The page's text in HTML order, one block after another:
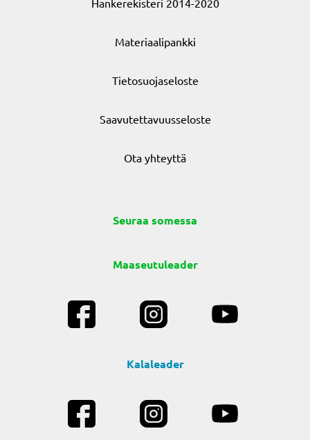
Hankerekisteri 2014-2020
Materiaalipankki
Tietosuojaseloste
Saavutettavuusseloste
Ota yhteyttä
Seuraa somessa
Maaseutuleader
Kalaleader